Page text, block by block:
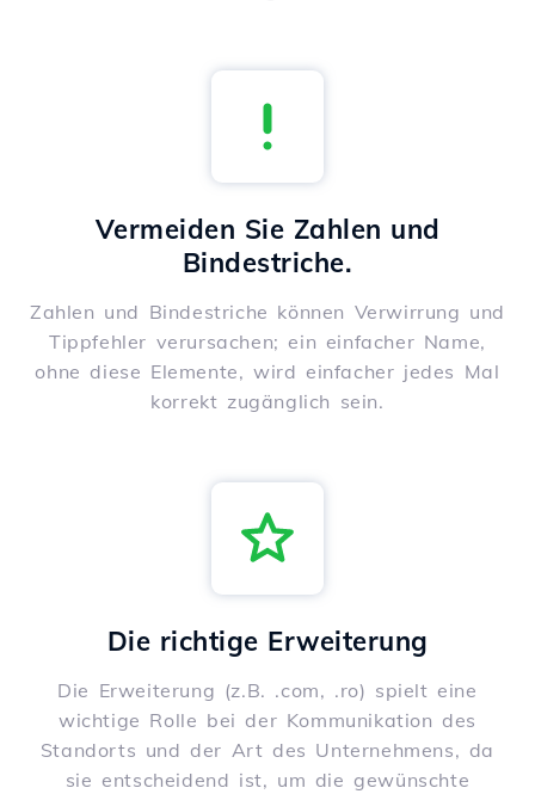
Vermeiden Sie Zahlen und
Bindestriche.
Zahlen und Bindestriche können Verwirrung und
Tippfehler verursachen; ein einfacher Name,
ohne diese Elemente, wird einfacher jedes Mal
korrekt zugänglich sein.
Die richtige Erweiterung
Die Erweiterung (z.B. .com, .ro) spielt eine
wichtige Rolle bei der Kommunikation des
Standorts und der Art des Unternehmens, da
sie entscheidend ist, um die gewünschte